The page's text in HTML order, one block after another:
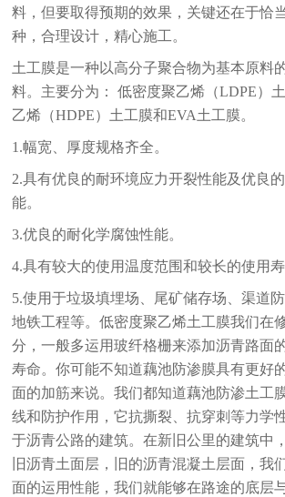
料，但要取得预期的效果，关键还在于恰
种，合理设计，精心施工。
土工膜是一种以高分子聚合物为基本原料
料。主要分为： 低密度聚乙烯（LDPE）
乙烯（HDPE）土工膜和EVA土工膜。
1.幅宽、厚度规格齐全。
2.具有优良的耐环境应力开裂性能及优良
能。
3.优良的耐化学腐蚀性能。
4.具有较大的使用温度范围和较长的使用寿
5.使用于垃圾填埋场、尾矿储存场、渠道
地铁工程等。低密度聚乙烯土工膜我们在
分，一般多运用玻纤格栅来添加沥青路面
寿命。你可能不知道藕池防渗膜具有更好
面的加筋来说。我们都知道藕池防渗土工
线和防护作用，它抗撕裂、抗穿刺等力学
于沥青公路的建筑。在新旧公里的建筑中
旧沥青土面层，旧的沥青混凝土层面，我
面的运用性能，我们就能够在路途的底层